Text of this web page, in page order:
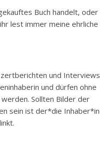
Buch handelt, oder
lest immer meine ehrliche
und Interviews
und dürfen ohne
Sollten Bilder der
sein ist der*die Inhaber*in